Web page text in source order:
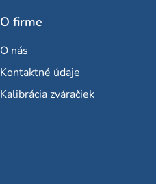
O firme
O nás
Kontaktné údaje
Kalibrácia zváračiek